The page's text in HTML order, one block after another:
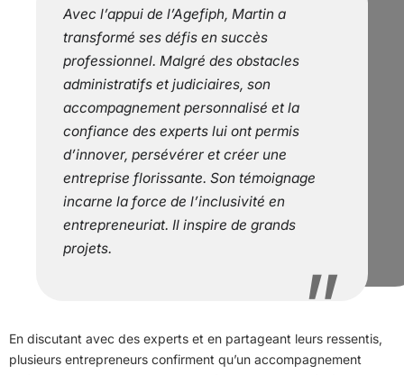
Avec l’appui de l’Agefiph, Martin a
transformé ses défis en succès
professionnel. Malgré des obstacles
administratifs et judiciaires, son
accompagnement personnalisé et la
confiance des experts lui ont permis
d’innover, persévérer et créer une
entreprise florissante. Son témoignage
incarne la force de l’inclusivité en
entrepreneuriat. Il inspire de grands
projets.
En discutant avec des experts et en partageant leurs ressentis,
plusieurs entrepreneurs confirment qu’un accompagnement